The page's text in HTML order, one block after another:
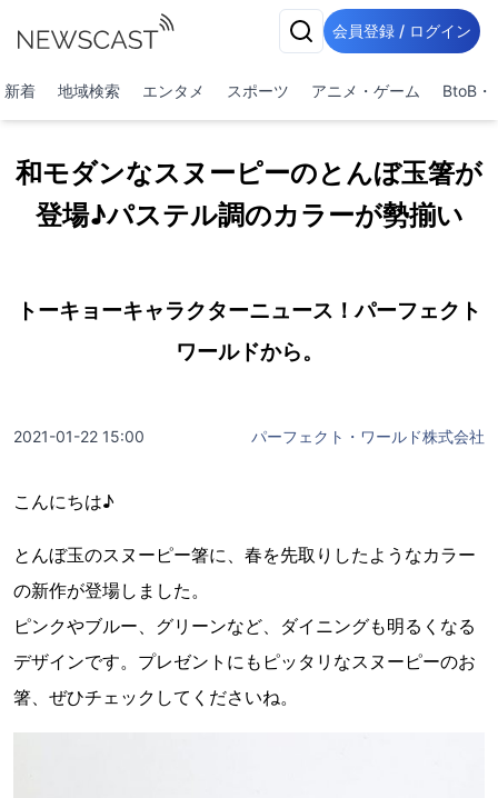
会員登録 / ログイン
新着 地域検索 エンタメ スポーツ アニメ・ゲーム BtoB・
和モダンなスヌーピーのとんぼ玉箸が
登場♪パステル調のカラーが勢揃い
トーキョーキャラクターニュース！パーフェクト
ワールドから。
2021-01-22 15:00 パーフェクト・ワールド株式会社
こんにちは♪
とんぼ玉のスヌーピー箸に、春を先取りしたようなカラー
の新作が登場しました。
ピンクやブルー、グリーンなど、ダイニングも明るくなる
デザインです。プレゼントにもピッタリなスヌーピーのお
箸、ぜひチェックしてくださいね。